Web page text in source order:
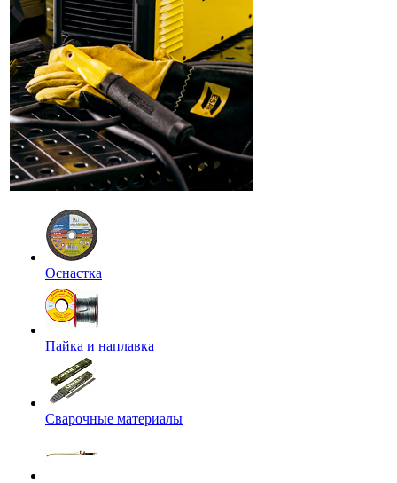
Оснастка
Пайка и наплавка
Сварочные материалы